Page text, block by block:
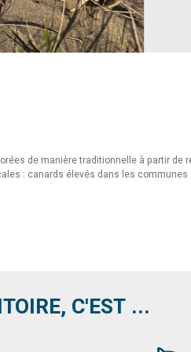
de manière traditionnelle à partir
: canards élevés dans les
C'EST ...